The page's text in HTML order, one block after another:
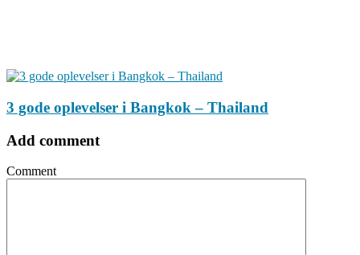
3 gode oplevelser i Bangkok – Thailand
Add comment
Comment